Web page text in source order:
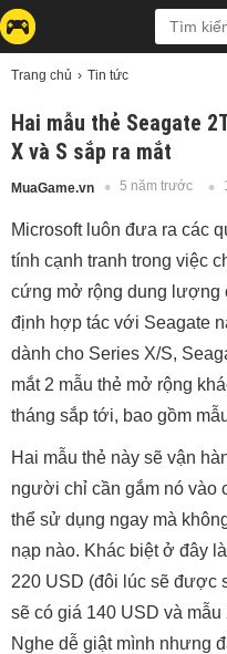
Trang chủ Tin tức
Hai mẫu thẻ Seagate
X và S sắp ra mắt
MuaGame.vn 5 năm trước
Microsoft luôn đưa ra các
tính cạnh tranh trong việc
cứng mở rộng dung lượng
định hợp tác với Seagate
dành cho Series X/S,
mắt 2 mẫu thẻ mở rộng
tháng sắp tới, bao gồm
Hai mẫu thẻ này sẽ vận
người chỉ cần gắm nó vào
thể sử dụng ngay mà
nạp nào. Khác biệt ở đây
220 USD (đôi lúc sẽ được
sẽ có giá 140 USD và
Nghe dễ giật mình nhưng